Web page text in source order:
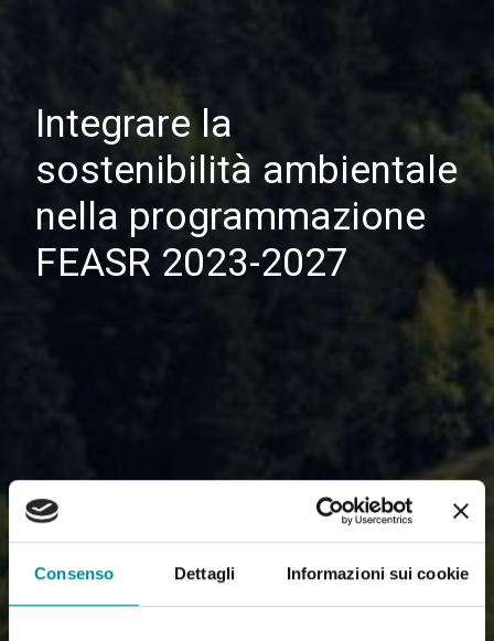
Consenso Dettagli Informazioni sui cookie
Integrare la
sostenibilità ambientale
nella programmazione
FEASR 2023-2027